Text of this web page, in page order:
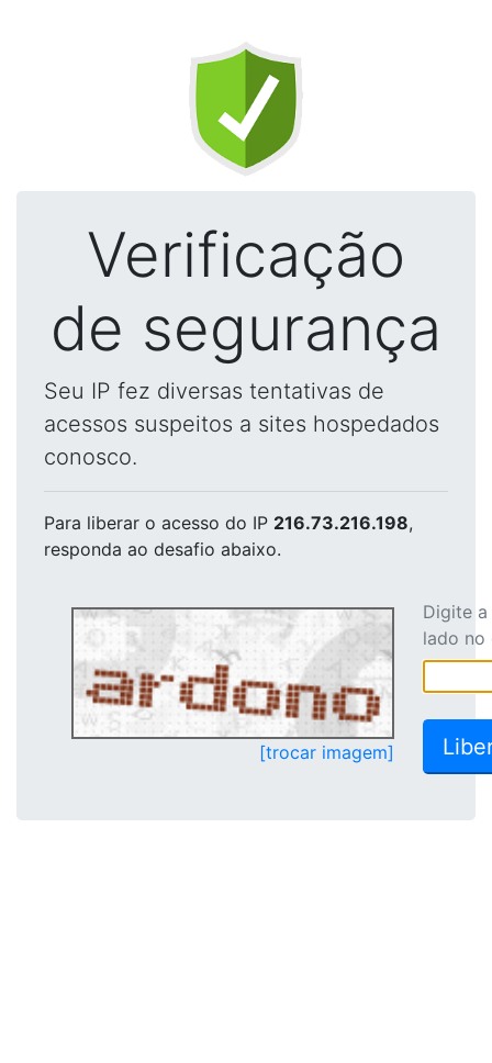
Verificação
de segurança
Seu IP fez diversas tentativas de
acessos suspeitos a sites hospedados
conosco.
Para liberar o acesso do IP 216.73.216.198,
responda ao desafio abaixo.
[trocar imagem]
Digite
lado no